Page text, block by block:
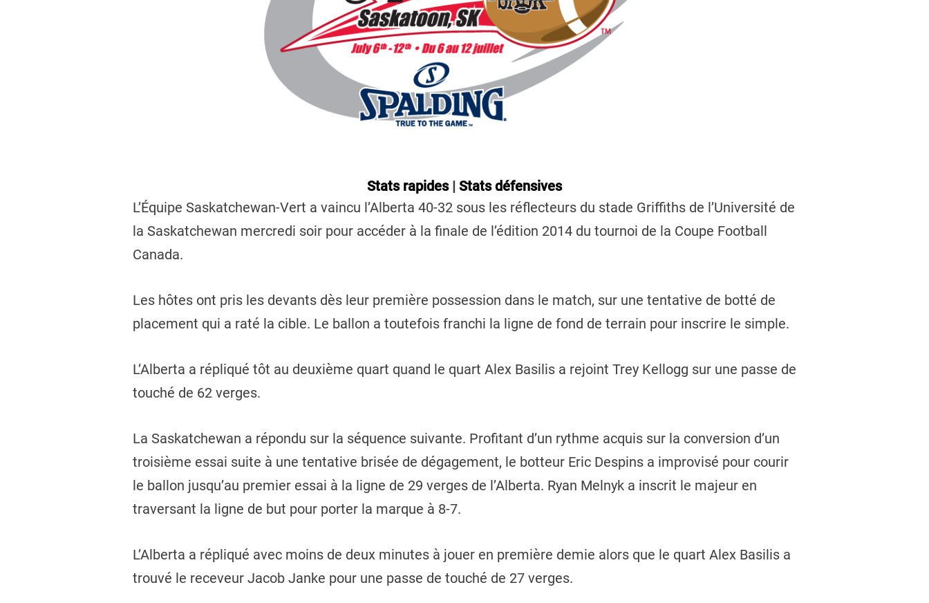
Stats rapides | Stats défensives
L’Équipe Saskatchewan-Vert a vaincu l’Alberta 40-32 sous les réflecteurs du stade Griffiths de l’Université de
la Saskatchewan mercredi soir pour accéder à la finale de l’édition 2014 du tournoi de la Coupe Football
Canada.
Les hôtes ont pris les devants dès leur première possession dans le match, sur une tentative de botté de
placement qui a raté la cible. Le ballon a toutefois franchi la ligne de fond de terrain pour inscrire le simple.
L’Alberta a répliqué tôt au deuxième quart quand le quart Alex Basilis a rejoint Trey Kellogg sur une passe de
touché de 62 verges.
La Saskatchewan a répondu sur la séquence suivante. Profitant d’un rythme acquis sur la conversion d’un
troisième essai suite à une tentative brisée de dégagement, le botteur Eric Despins a improvisé pour courir
le ballon jusqu’au premier essai à la ligne de 29 verges de l’Alberta. Ryan Melnyk a inscrit le majeur en
traversant la ligne de but pour porter la marque à 8-7.
L’Alberta a répliqué avec moins de deux minutes à jouer en première demie alors que le quart Alex Basilis a
trouvé le receveur Jacob Janke pour une passe de touché de 27 verges.